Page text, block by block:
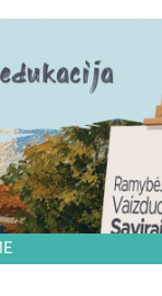
kviečia išbandyti
užsiėmimas skirtas